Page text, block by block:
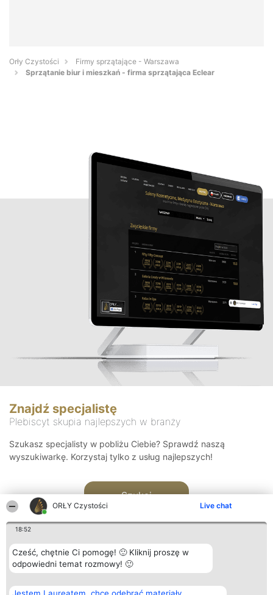
ORŁY Czystości Live chat
18:52
Cześć, chętnie Ci pomogę! 🙂 Kliknij proszę w
odpowiedni temat rozmowy! 🙂
Orły Czystości
Firmy sprzątające - Warszawa
Sprzątanie biur i mieszkań - firma sprzątająca Eclear
Znajdź specjalistę
Plebiscyt skupia najlepszych w branży
Szukasz specjalisty w pobliżu Ciebie? Sprawdź naszą
wyszukiwarkę. Korzystaj tylko z usług najlepszych!
Szukaj
Organizator plebiscytu Plebiscyt Kontakt